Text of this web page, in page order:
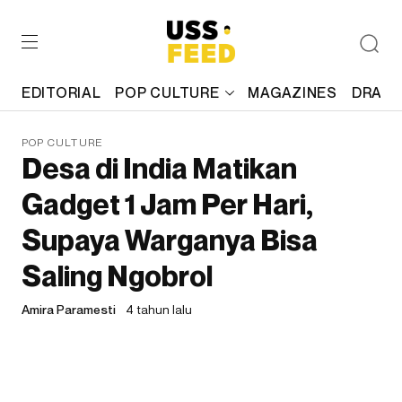
EDITORIAL POP CULTURE MAGAZINES
POP CULTURE
Desa di India Matikan
Gadget 1 Jam Per Hari,
Supaya Warganya Bisa
Saling Ngobrol
Amira Paramesti 4 tahun lalu